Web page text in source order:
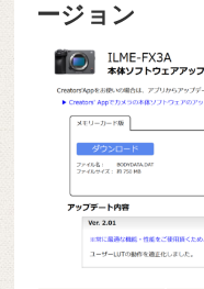
ージョン